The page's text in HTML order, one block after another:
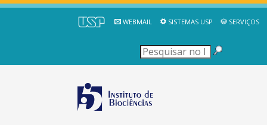
WEBMAIL SISTEMAS USP SERVIÇOS